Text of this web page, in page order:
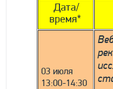
Дата/
время*
03 июля
13:00-14:30